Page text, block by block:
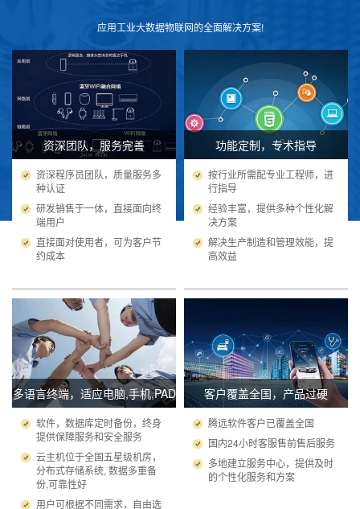
应用工业大数据物联网的全面解决方案!
资深团队，服务完善
资深程序员团队，质量服务多
种认证
研发销售于一体，直接面向终
端用户
直接面对使用者，可为客户节
约成本
功能定制，专术指导
按行业所需配专业工程师，进
行指导
经验丰富，提供多种个性化解
决方案
解决生产制造和管理效能，提
高效益
多语言终端，适应电脑,手机,PAD
软件，数据库定时备份，终身
提供保障服务和安全服务
云主机位于全国五星级机房，
分布式存储系统, 数据多重备
份,可靠性好
用户可根据不同需求，自由选
客户覆盖全国，产品过硬
腾远软件客户已覆盖全国
国内24小时客服售前售后服务
多地建立服务中心，提供及时
的个性化服务和方案